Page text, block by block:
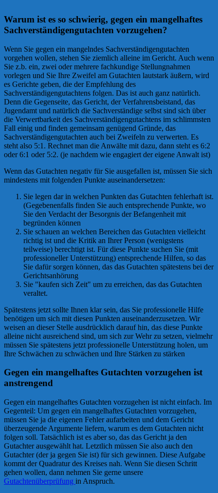
Warum ist es so schwierig, gegen ein mangelhaftes
Sachverständigengutachten vorzugehen?
Wenn Sie gegen ein mangelndes Sachverständigengutachten
vorgehen wollen, stehen Sie ziemlich alleine im Gericht. Auch wenn
Sie z.b. ein, zwei oder mehrere fachkundige Stellungnahmen
vorlegen und Sie Ihre Zweifel am Gutachten lautstark äußern, wird
es Gerichte geben, die der Empfehlung des
Sachverständigengutachtens folgen. Das ist auch ganz natürlich.
Denn die Gegenseite, das Gericht, der Verfahrensbeistand, das
Jugendamt und natürlich die Sachverständige selbst sind sich über
die Verwertbarkeit des Sachverständigengutachtens im schlimmsten
Fall einig und finden gemeinsam genügend Gründe, das
Sachverständigengutachten auch bei Zweifeln zu verwerten. Es
steht also 5:1. Rechnet man die Anwälte mit dazu, dann steht es 6:2
oder 6:1 oder 5:2. (je nachdem wie engagiert der eigene Anwalt ist)
Wenn das Gutachten negativ für Sie ausgefallen ist, müssen Sie sich
mindestens mit folgenden Punkte auseinandersetzen:
Sie legen dar in welchen Punkten das Gutachten fehlerhaft ist.
(Gegebenenfalls finden Sie auch entsprechende Punkte, wo
Sie den Verdacht der Besorgnis der Befangenheit mit
begründen können
Sie schauen an welchen Bereichen das Gutachten vielleicht
richtig ist und die Kritik an Ihrer Person (wenigstens
teilweise) berechtigt ist. Für diese Punkte suchen Sie (mit
professioneller Unterstützung) entsprechende Hilfen, so das
Sie dafür sorgen können, das das Gutachten spätestens bei der
Gerichtsanhörung
Sie "kaufen sich Zeit" um zu erreichen, das das Gutachten
veraltet.
Spätestens jetzt sollte Ihnen klar sein, das Sie professionelle Hilfe
benötigen um sich mit diesen Punkten auseinanderzusetzen. Wir
weisen an dieser Stelle ausdrücklich darauf hin, das diese Punkte
alleine nicht ausreichend sind, um sich zur Wehr zu setzen, vielmehr
müssen Sie spätestens jetzt professionelle Unterstützung holen, um
Ihre Schwächen zu schwächen und Ihre Stärken zu stärken
Gegen ein mangelhaftes Gutachten vorzugehen ist
anstrengend
Gegen ein mangelhaftes Gutachten vorzugehen ist nicht einfach. Im
Gegenteil: Um gegen ein mangelhaftes Gutachten vorzugehen,
müssen Sie ja die eigenen Fehler aufarbeiten und dem Gericht
überzeugende Argumente liefern, warum es dem Gutachten nicht
folgen soll. Tatsächlich ist es aber so, das das Gericht ja den
Gutachter ausgewählt hat. Letztlich müssen Sie also auch den
Gutachter (der ja gegen Sie ist) für sich gewinnen. Diese Aufgabe
kommt der Quadratur des Kreises nah. Wenn Sie diesen Schritt
gehen wollen, dann nehmen Sie gerne unsere
Gutachtenüberprüfung in Anspruch.